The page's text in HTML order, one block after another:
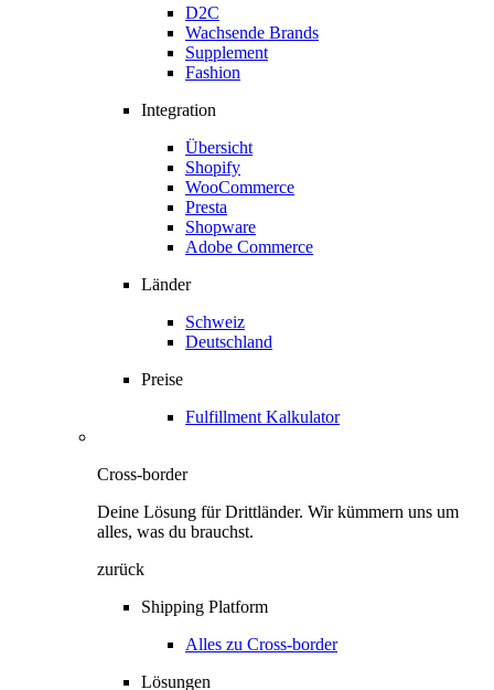
D2C
Wachsende Brands
Supplement
Fashion
Integration
Übersicht
Shopify
WooCommerce
Presta
Shopware
Adobe Commerce
Länder
Schweiz
Deutschland
Preise
Fulfillment Kalkulator
Cross-border
Deine Lösung für Drittländer. Wir kümmern uns um
alles, was du brauchst.
zurück
Shipping Platform
Alles zu Cross-border
Lösungen